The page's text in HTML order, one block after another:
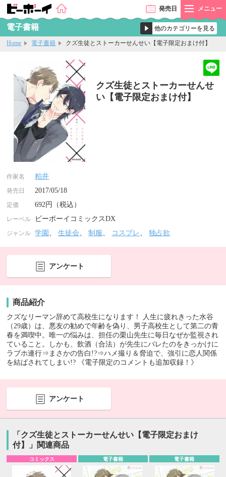
発売日 メニュー
電子書籍
Home 電子書籍 クズ生徒とストーカーせんせい【電子限定おまけ付】
クズ生徒とストーカーせんせ
い【電子限定おまけ付】
作家名 粕井
発売日 2017/05/18
定価 692円（税込）
レーベル ビーボーイコミックスDX
ジャンル 学園 、生徒会、制服、 コスプレ 、独占欲
アンケート
商品紹介
クズなリーマン辞めて高校生になります！ 人生に疲れきった水谷
（29歳）は、悪友の勧めで年齢を偽り、男子高校生として第二の青
春を満喫中。唯一の悩みは、担任の栗山先生に毎日なぜか監視され
ていること。しかも、飲酒（合法）が先生にバレたのをきっかけに
ラブホ連行⇒まさかの告白!?⇒ハメ撮り＆脅迫で、強引に恋人関係
を結ばされてしまい!? 《電子限定のコメントも追加収録！》
アンケート
「クズ生徒とストーカーせんせい【電子限定おまけ
付】」関連商品
コミックス 電子書籍 電子書籍